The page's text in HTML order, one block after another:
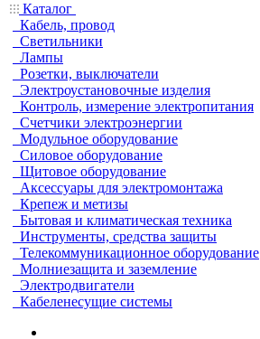
Каталог
Кабель, провод
Светильники
Лампы
Розетки, выключатели
Электроустановочные изделия
Контроль, измерение электропитания
Счетчики электроэнергии
Модульное оборудование
Силовое оборудование
Щитовое оборудование
Аксессуары для электромонтажа
Крепеж и метизы
Бытовая и климатическая техника
Инструменты, средства защиты
Телекоммуникационное оборудование
Молниезащита и заземление
Электродвигатели
Кабеленесущие системы